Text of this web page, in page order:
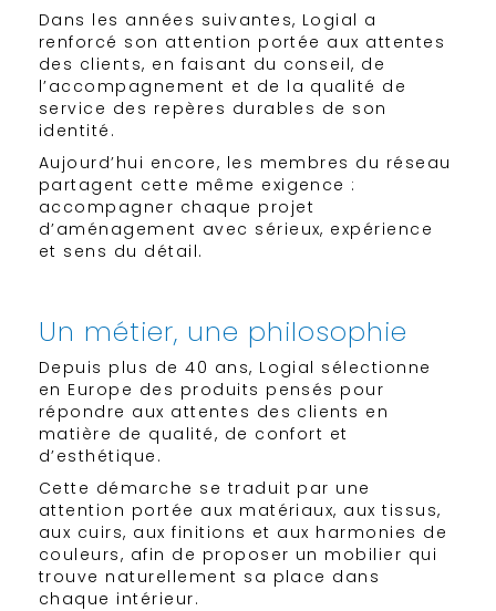
Dans les années suivantes, Logial a
renforcé son attention portée aux attentes
des clients, en faisant du conseil, de
l’accompagnement et de la qualité de
service des repères durables de son
identité.
Aujourd’hui encore, les membres du réseau
partagent cette même exigence :
accompagner chaque projet
d’aménagement avec sérieux, expérience
et sens du détail.
​Un métier, une philosophie
Depuis plus de 40 ans, Logial sélectionne
en Europe des produits pensés pour
répondre aux attentes des clients en
matière de qualité, de confort et
d’esthétique.
Cette démarche se traduit par une
attention portée aux matériaux, aux tissus,
aux cuirs, aux finitions et aux harmonies de
couleurs, afin de proposer un mobilier qui
trouve naturellement sa place dans
chaque intérieur.